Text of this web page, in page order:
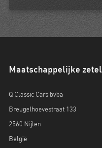
Maatschappelijke zetel
Q Classic Cars bvba
Breugelhoevestraat 133
2560 Nijlen
België